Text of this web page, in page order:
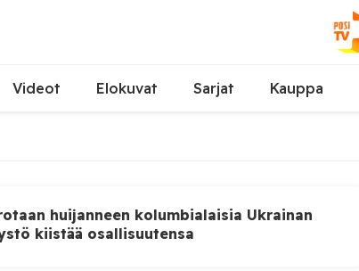
Videot Elokuvat Sarjat Kauppa
huijanneen kolumbialaisia Ukrainan
kiistää osallisuutensa